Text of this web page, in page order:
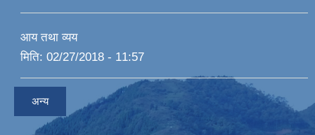
आय तथा व्यय
मिति: 02/27/2018 - 11:57
अन्य